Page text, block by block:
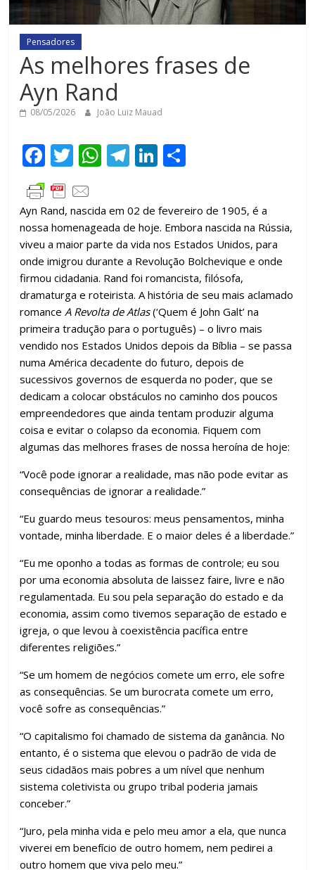
Pensadores
As melhores frases de
Ayn Rand
08/05/2026 João Luiz Mauad
F
ac
e
b
o
o
k
T
w
itt
er
W
s
A
p
p
T
e
gr
a
m
Li
k
e
dI
n
m
p
ar
til
h
ar
Ayn Rand, nascida em 02 de fevereiro de 1905, é a
nossa homenageada de hoje. Embora nascida na Rússia,
viveu a maior parte da vida nos Estados Unidos, para
onde imigrou durante a Revolução Bolchevique e onde
firmou cidadania. Rand foi romancista, filósofa,
dramaturga e roteirista. A história de seu mais aclamado
romanceA Revolta de Atlas(‘Quem é John Galt’ na
primeira tradução para o português) – o livro mais
vendido nos Estados Unidos depois da Bíblia – se passa
numa América decadente do futuro, depois de
sucessivos governos de esquerda no poder, que se
dedicam a colocar obstáculos no caminho dos poucos
empreendedores que ainda tentam produzir alguma
coisa e evitar o colapso da economia. Fiquem com
algumas das melhores frases de nossa heroína de hoje:
“Você pode ignorar a realidade, mas não pode evitar as
consequências de ignorar a realidade.”
“Eu guardo meus tesouros: meus pensamentos, minha
vontade, minha liberdade. E o maior deles é a liberdade.”
“Eu me oponho a todas as formas de controle; eu sou
por uma economia absoluta de laissez faire, livre e não
regulamentada. Eu sou pela separação do estado e da
economia, assim como tivemos separação de estado e
igreja, o que levou à coexistência pacífica entre
diferentes religiões.”
“Se um homem de negócios comete um erro, ele sofre
as consequências. Se um burocrata comete um erro,
você sofre as consequências.”
“O capitalismo foi chamado de sistema da ganância. No
entanto, é o sistema que elevou o padrão de vida de
seus cidadãos mais pobres a um nível que nenhum
sistema coletivista ou grupo tribal poderia jamais
conceber.”
“Juro, pela minha vida e pelo meu amor a ela, que nunca
viverei em benefício de outro homem, nem pedirei a
outro homem que viva pelo meu.”